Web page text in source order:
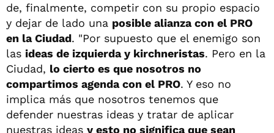
de, finalmente, competir con su propio espacio
y dejar de lado una posible alianza con el PRO
en la Ciudad. "Por supuesto que el enemigo son
las ideas de izquierda y kirchneristas. Pero en la
Ciudad, lo cierto es que nosotros no
compartimos agenda con el PRO. Y eso no
implica más que nosotros tenemos que
defender nuestras ideas y tratar de aplicar
nuestras ideas y esto no significa que sean